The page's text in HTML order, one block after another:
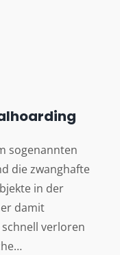
sogenannten
die zwanghafte
in der
damit
verloren